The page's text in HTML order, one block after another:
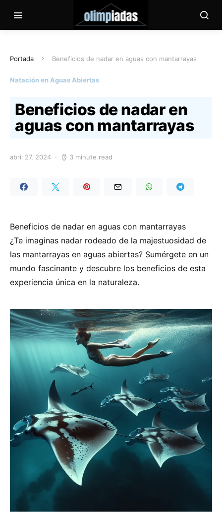
Portada Beneficios de nadar en aguas con mantarrayas
Natación en Aguas Abiertas
Beneficios de nadar en
aguas con mantarrayas
abril 27, 2024 3 minute read
Beneficios de nadar en aguas con mantarrayas
¿Te imaginas nadar rodeado de la majestuosidad de
las mantarrayas en aguas abiertas? Sumérgete en un
mundo fascinante y descubre los beneficios de esta
experiencia única en la naturaleza.